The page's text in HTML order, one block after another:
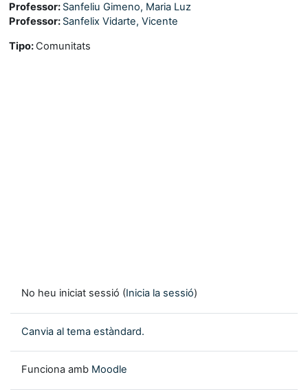
Professor: Sanfeliu Gimeno, Maria Luz
Professor: Sanfelix Vidarte, Vicente
Tipo: Comunitats
No heu iniciat sessió (Inicia la sessió)
Canvia al tema estàndard.
Funciona amb Moodle